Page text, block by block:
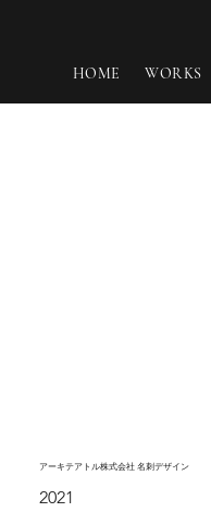
HOME WORKS
アーキテアトル株式会社 名刺デザイン
2021